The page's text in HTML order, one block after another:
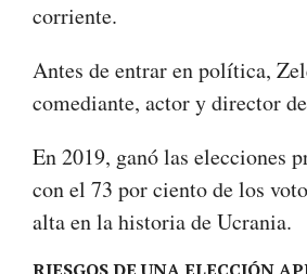
corriente.
Antes de entrar en política,
comediante, actor y director
En 2019, ganó las elecciones
con el 73 por ciento de los
alta en la historia de Ucrania.